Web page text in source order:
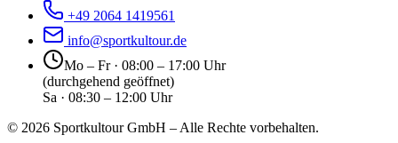
+49 2064 1419561
info@sportkultour.de
Mo – Fr · 08:00 – 17:00 Uhr
(durchgehend geöffnet)
Sa · 08:30 – 12:00 Uhr
© 2026 Sportkultour GmbH – Alle Rechte vorbehalten.